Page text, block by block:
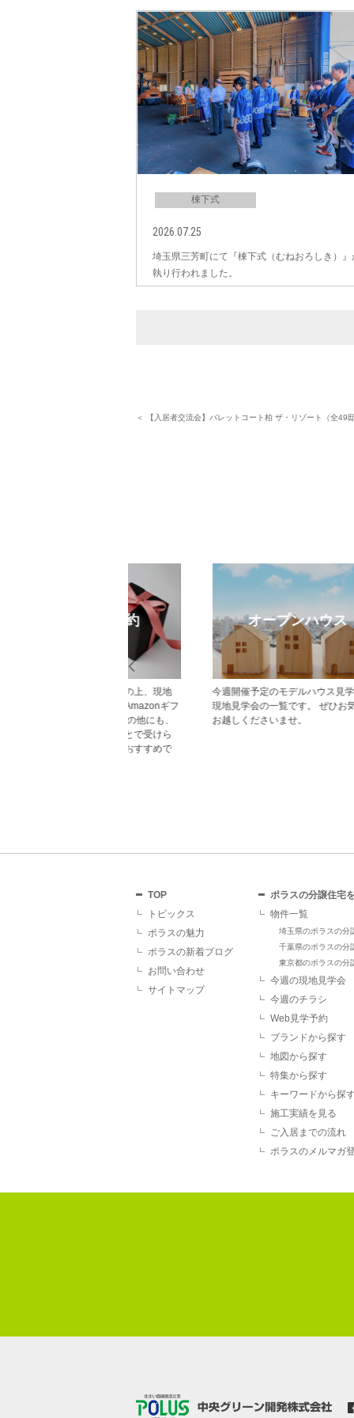
棟下式
2026.07.25
埼玉県三芳町にて『棟下式（むねおろしき）』
執り行われました。
＜ 【入居者交流会】パレットコート柏 ザ・リゾート（全49
オープンハウス
今週開催予定のモデルハウス見学会・
現地見学会の一覧です。 ぜひお気軽に
お越しくださいませ。
TOP
トピックス
ポラスの魅力
ポラスの新着ブログ
お問い合わせ
サイトマップ
ポラスの分譲住宅
物件一覧
埼玉県のポラスの分
千葉県のポラスの分
東京都のポラスの分
今週の現地見学会
今週のチラシ
Web見学予約
ブランドから探す
地図から探す
特集から探す
キーワードから探
施工実績を見る
ご入居までの流れ
ポラスのメルマガ